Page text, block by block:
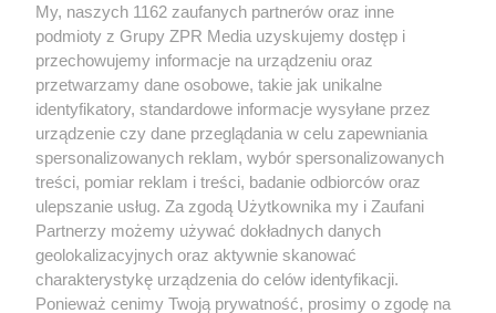
Żaden utwór zamieszczony w serwisie nie może być powielany i
rozpowszechniany lub dalej rozpowszechniany w jakikolwiek sposób (w
tym także elektroniczny lub mechaniczny) na jakimkolwiek polu
eksploatacji w jakiejkolwiek formie, włącznie z umieszczaniem w Internecie
bez pisemnej zgody właściciela praw. Jakiekolwiek użycie lub
wykorzystanie utworów w całości lub w części z naruszeniem prawa, tzn.
bez właściwej zgody, jest zabronione pod groźbą kary i może być ścigane
prawnie.
O nas
My, naszych 1162 zaufanych partnerów oraz inne
podmioty z Grupy ZPR Media uzyskujemy dostęp i
przechowujemy informacje na urządzeniu oraz
przetwarzamy dane osobowe, takie jak unikalne
identyfikatory, standardowe informacje wysyłane przez
urządzenie czy dane przeglądania w celu zapewniania
spersonalizowanych reklam, wybór spersonalizowanych
treści, pomiar reklam i treści, badanie odbiorców oraz
ulepszanie usług. Za zgodą Użytkownika my i Zaufani
Partnerzy możemy używać dokładnych danych
geolokalizacyjnych oraz aktywnie skanować
charakterystykę urządzenia do celów identyfikacji.
Ponieważ cenimy Twoją prywatność, prosimy o zgodę na